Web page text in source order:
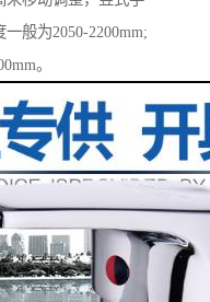
般为2050-2200mm;
。